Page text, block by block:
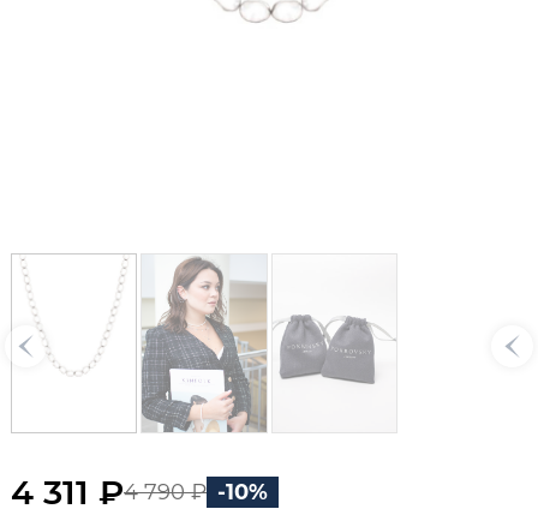
4 311 ₽4 790 ₽ -10%